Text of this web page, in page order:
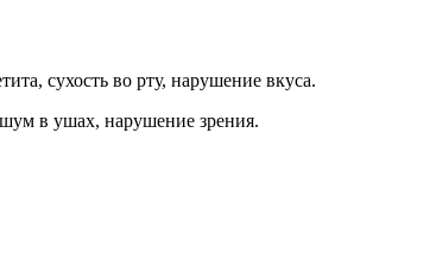
сухость во рту, нарушение вкуса.
в ушах, нарушение зрения.